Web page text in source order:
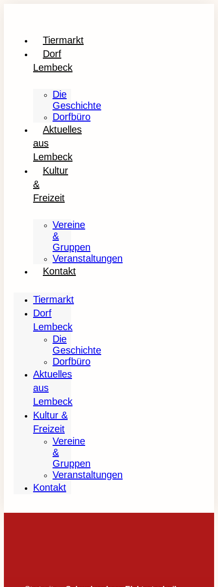
Tiermarkt
Dorf
Lembeck
Die
Geschichte
Dorfbüro
Aktuelles
aus
Lembeck
Kultur
&
Freizeit
Vereine
&
Gruppen
Veranstaltungen
Kontakt
Tiermarkt
Dorf
Lembeck
Die
Geschichte
Dorfbüro
Aktuelles
aus
Lembeck
Kultur &
Freizeit
Vereine
&
Gruppen
Veranstaltungen
Kontakt